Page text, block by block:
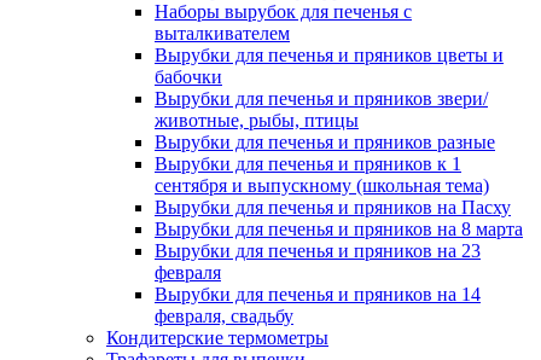
Наборы вырубок для печенья с
выталкивателем
Вырубки для печенья и пряников цветы и
бабочки
Вырубки для печенья и пряников звери/
животные, рыбы, птицы
Вырубки для печенья и пряников разные
Вырубки для печенья и пряников к 1
сентября и выпускному (школьная тема)
Вырубки для печенья и пряников на Пасху
Вырубки для печенья и пряников на 8 марта
Вырубки для печенья и пряников на 23
февраля
Вырубки для печенья и пряников на 14
февраля, свадьбу
Кондитерские термометры